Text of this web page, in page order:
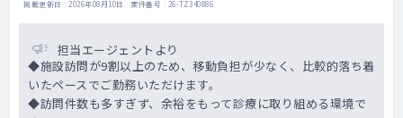
掲載更新日 : 2026年08月10日 案件番号 : 26-TZ340886
担当エージェントより
◆施設訪問が9割以上のため、移動負担が少なく、比較的落ち着
いたペースでご勤務いただけます。
◆訪問件数も多すぎず、余裕をもって診療に取り組める環境で